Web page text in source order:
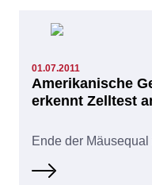
01.07.2011
Amerikanische
erkennt Zelltest
Ende der